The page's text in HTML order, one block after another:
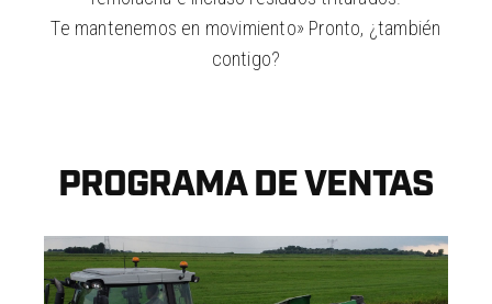
Te mantenemos en movimiento» Pronto, ¿también
contigo?
PROGRAMA DE VENTAS